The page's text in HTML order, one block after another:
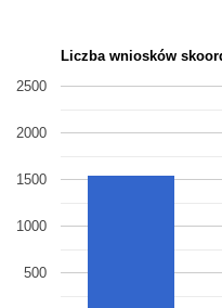
Liczba wniosków
500
1000
1500
2000
2500